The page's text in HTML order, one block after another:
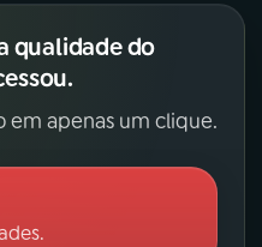
qualidade do
em apenas um clique.